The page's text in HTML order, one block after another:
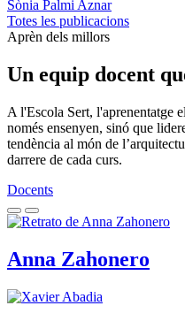
Sònia Palmi Aznar
Totes les publicacions
Aprèn dels millors
Un equip docent
A l'Escola Sert, l'aprenentatge
només ensenyen, sinó que
tendència al món de
darrere de cada curs.
Docents
Anna Zahonero